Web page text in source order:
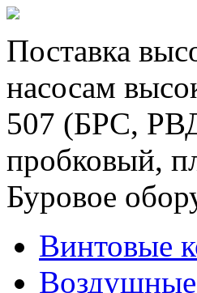
Поставка
насосам
507 (БРС,
пробковый,
Буровое
Винтовые